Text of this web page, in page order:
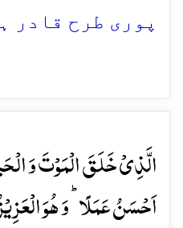
پوری طرح قادر
الَّذِیۡ خَلَقَ الۡمَوۡتَ وَ
اَحۡسَنُ عَمَلًا ؕ وَ ہُوَ الۡعَزِیۡزُ